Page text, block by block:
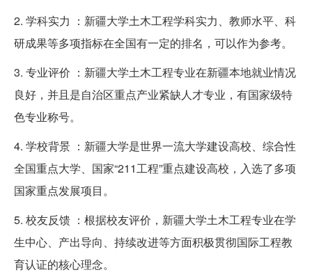
2. 学科实力 ：新疆大学土木工程学科实力、教师水平、科
研成果等多项指标在全国有一定的排名，可以作为参考。
3. 专业评价 ：新疆大学土木工程专业在新疆本地就业情况
良好，并且是自治区重点产业紧缺人才专业，有国家级特
色专业称号。
4. 学校背景 ：新疆大学是世界一流大学建设高校、综合性
全国重点大学、国家“211工程”重点建设高校，入选了多项
国家重点发展项目。
5. 校友反馈 ：根据校友评价，新疆大学土木工程专业在学
生中心、产出导向、持续改进等方面积极贯彻国际工程教
育认证的核心理念。